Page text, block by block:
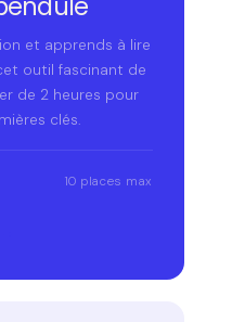
et apprends à lire
outil fascinant de
de 2 heures pour
clés.
10 places max